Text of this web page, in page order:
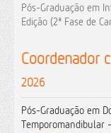
Pós-Graduação em
Edição (2ª Fase de
Coordenador
2026
Pós-Graduação em
Temporomandibular